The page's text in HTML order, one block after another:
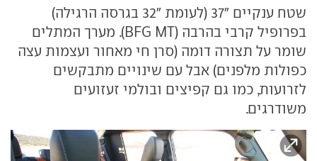
שטח ענקיים "37 (לעומת "32 בגרסה הרגילה)
בפרופיל קרבי בהרבה (BFG MT). מערך המתלים
שומר על תצורה דומה (סרן חי מאחור ועצמות עצה
כפולות מלפנים) אבל עם שינויים מתבקשים
לזרועות, כמו גם קפיצים ובולמי זעזועים
משודרגים.